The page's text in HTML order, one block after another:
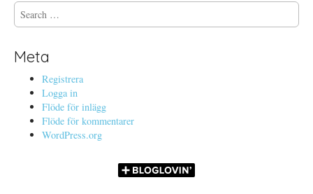
S
e
r
cMeta
Registrera
Logga in
Flöde för inlägg
Flöde för kommentarer
WordPress.org